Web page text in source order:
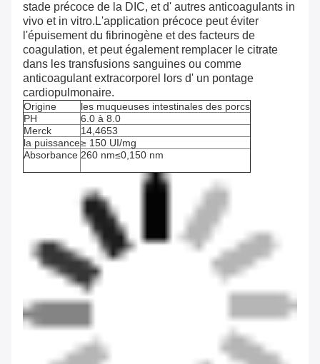
stade précoce de la DIC, et d' autres anticoagulants in
vivo et in vitro.L'application précoce peut éviter
l'épuisement du fibrinogène et des facteurs de
coagulation, et peut également remplacer le citrate
dans les transfusions sanguines ou comme
anticoagulant extracorporel lors d' un pontage
cardiopulmonaire.
Origine
les muqueuses intestinales des porcs
PH
6.0 à 8.0
Merck
14,4653
la puissance≥ 150 UI/mg
Absorbance 260 nm≤0,150 nm